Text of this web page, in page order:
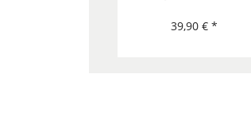
Edelstahl
39,90 € *